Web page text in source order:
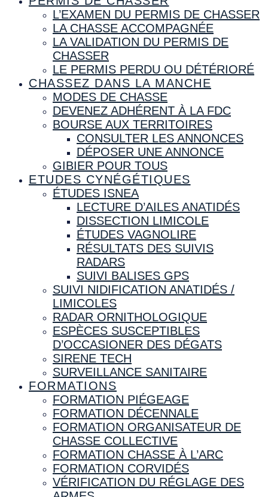
L’EXAMEN DU PERMIS DE CHASSER
LA CHASSE ACCOMPAGNÉE
LA VALIDATION DU PERMIS DE
CHASSER
LE PERMIS PERDU OU DÉTÉRIORÉ
CHASSEZ DANS LA MANCHE
MODES DE CHASSE
DEVENEZ ADHÉRENT À LA FDC
BOURSE AUX TERRITOIRES
CONSULTER LES ANNONCES
DÉPOSER UNE ANNONCE
GIBIER POUR TOUS
ETUDES CYNÉGÉTIQUES
ÉTUDES ISNEA
LECTURE D’AILES ANATIDÉS
DISSECTION LIMICOLE
ÉTUDES VAGNOLIRE
RÉSULTATS DES SUIVIS
RADARS
SUIVI BALISES GPS
SUIVI NIDIFICATION ANATIDÉS /
LIMICOLES
RADAR ORNITHOLOGIQUE
ESPÈCES SUSCEPTIBLES
D’OCCASIONER DES DÉGATS
SIRENE TECH
SURVEILLANCE SANITAIRE
FORMATIONS
FORMATION PIÉGEAGE
FORMATION DÉCENNALE
FORMATION ORGANISATEUR DE
CHASSE COLLECTIVE
FORMATION CHASSE À L’ARC
FORMATION CORVIDÉS
VÉRIFICATION DU RÉGLAGE DES